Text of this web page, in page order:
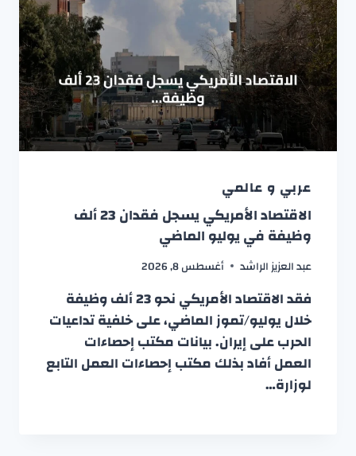
عربي و عالمي
الاقتصاد الأمريكي يسجل فقدان 23 ألف
وظيفة في يوليو الماضي
عبد العزيز الراشد أغسطس 8, 2026
فقد الاقتصاد الأمريكي نحو 23 ألف وظيفة
خلال يوليو/تموز الماضي، على خلفية تداعيات
الحرب على إيران. بيانات مكتب إحصاءات
العمل أفاد بذلك مكتب إحصاءات العمل التابع
لوزارة…